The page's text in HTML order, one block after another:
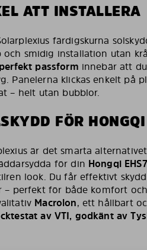
ATT INSTALLERA
färdigskurna
och smidig installation utan
passform innebär att
Panelerna klickas enkelt på
– helt utan bubblor.
FÖR
är det smarta
för din Hongqi EHS7
look. Du får effektivt
– perfekt för både komfort
Macrolon, ett hållbart
av VTI, godkänt av